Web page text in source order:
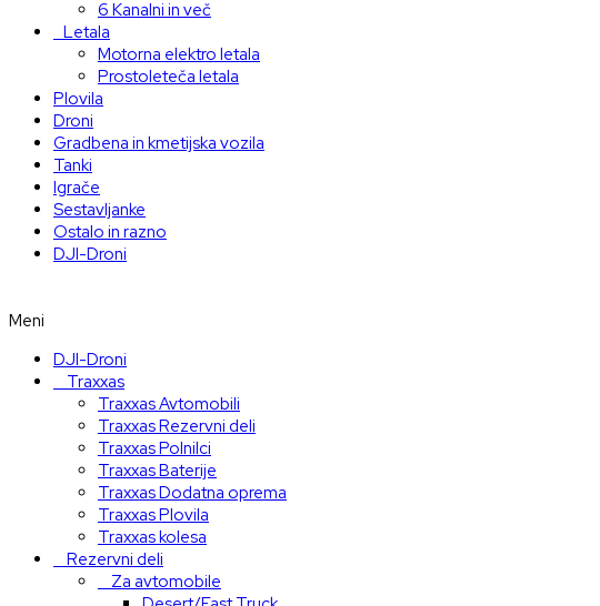
6 Kanalni in več
Letala
Motorna elektro letala
Prostoleteča letala
Plovila
Droni
Gradbena in kmetijska vozila
Tanki
Igrače
Sestavljanke
Ostalo in razno
DJI-Droni
Meni
DJI-Droni
Traxxas
Traxxas Avtomobili
Traxxas Rezervni deli
Traxxas Polnilci
Traxxas Baterije
Traxxas Dodatna oprema
Traxxas Plovila
Traxxas kolesa
Rezervni deli
Za avtomobile